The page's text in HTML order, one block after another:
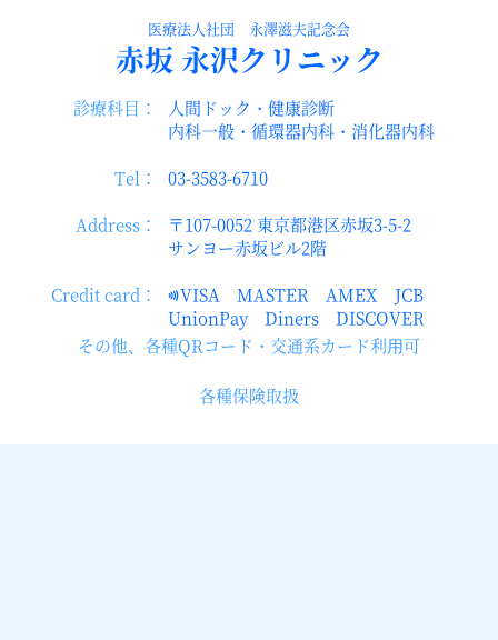
医療法人社団 永澤滋夫記念会
赤坂 永沢クリニック
診療科目：
人間ドック・健康診断
内科一般・循環器内科・消化器内科
Tel：
03-3583-6710
Address：
〒107-0052 東京都港区赤坂3-5-2
サンヨー赤坂ビル2階
Credit card：
VISA MASTER AMEX JCB
UnionPay Diners DISCOVER
その他、各種QRコード・交通系カード利⽤可
各種保険取扱